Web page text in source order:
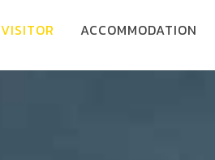
VISITOR ACCOMMODATION